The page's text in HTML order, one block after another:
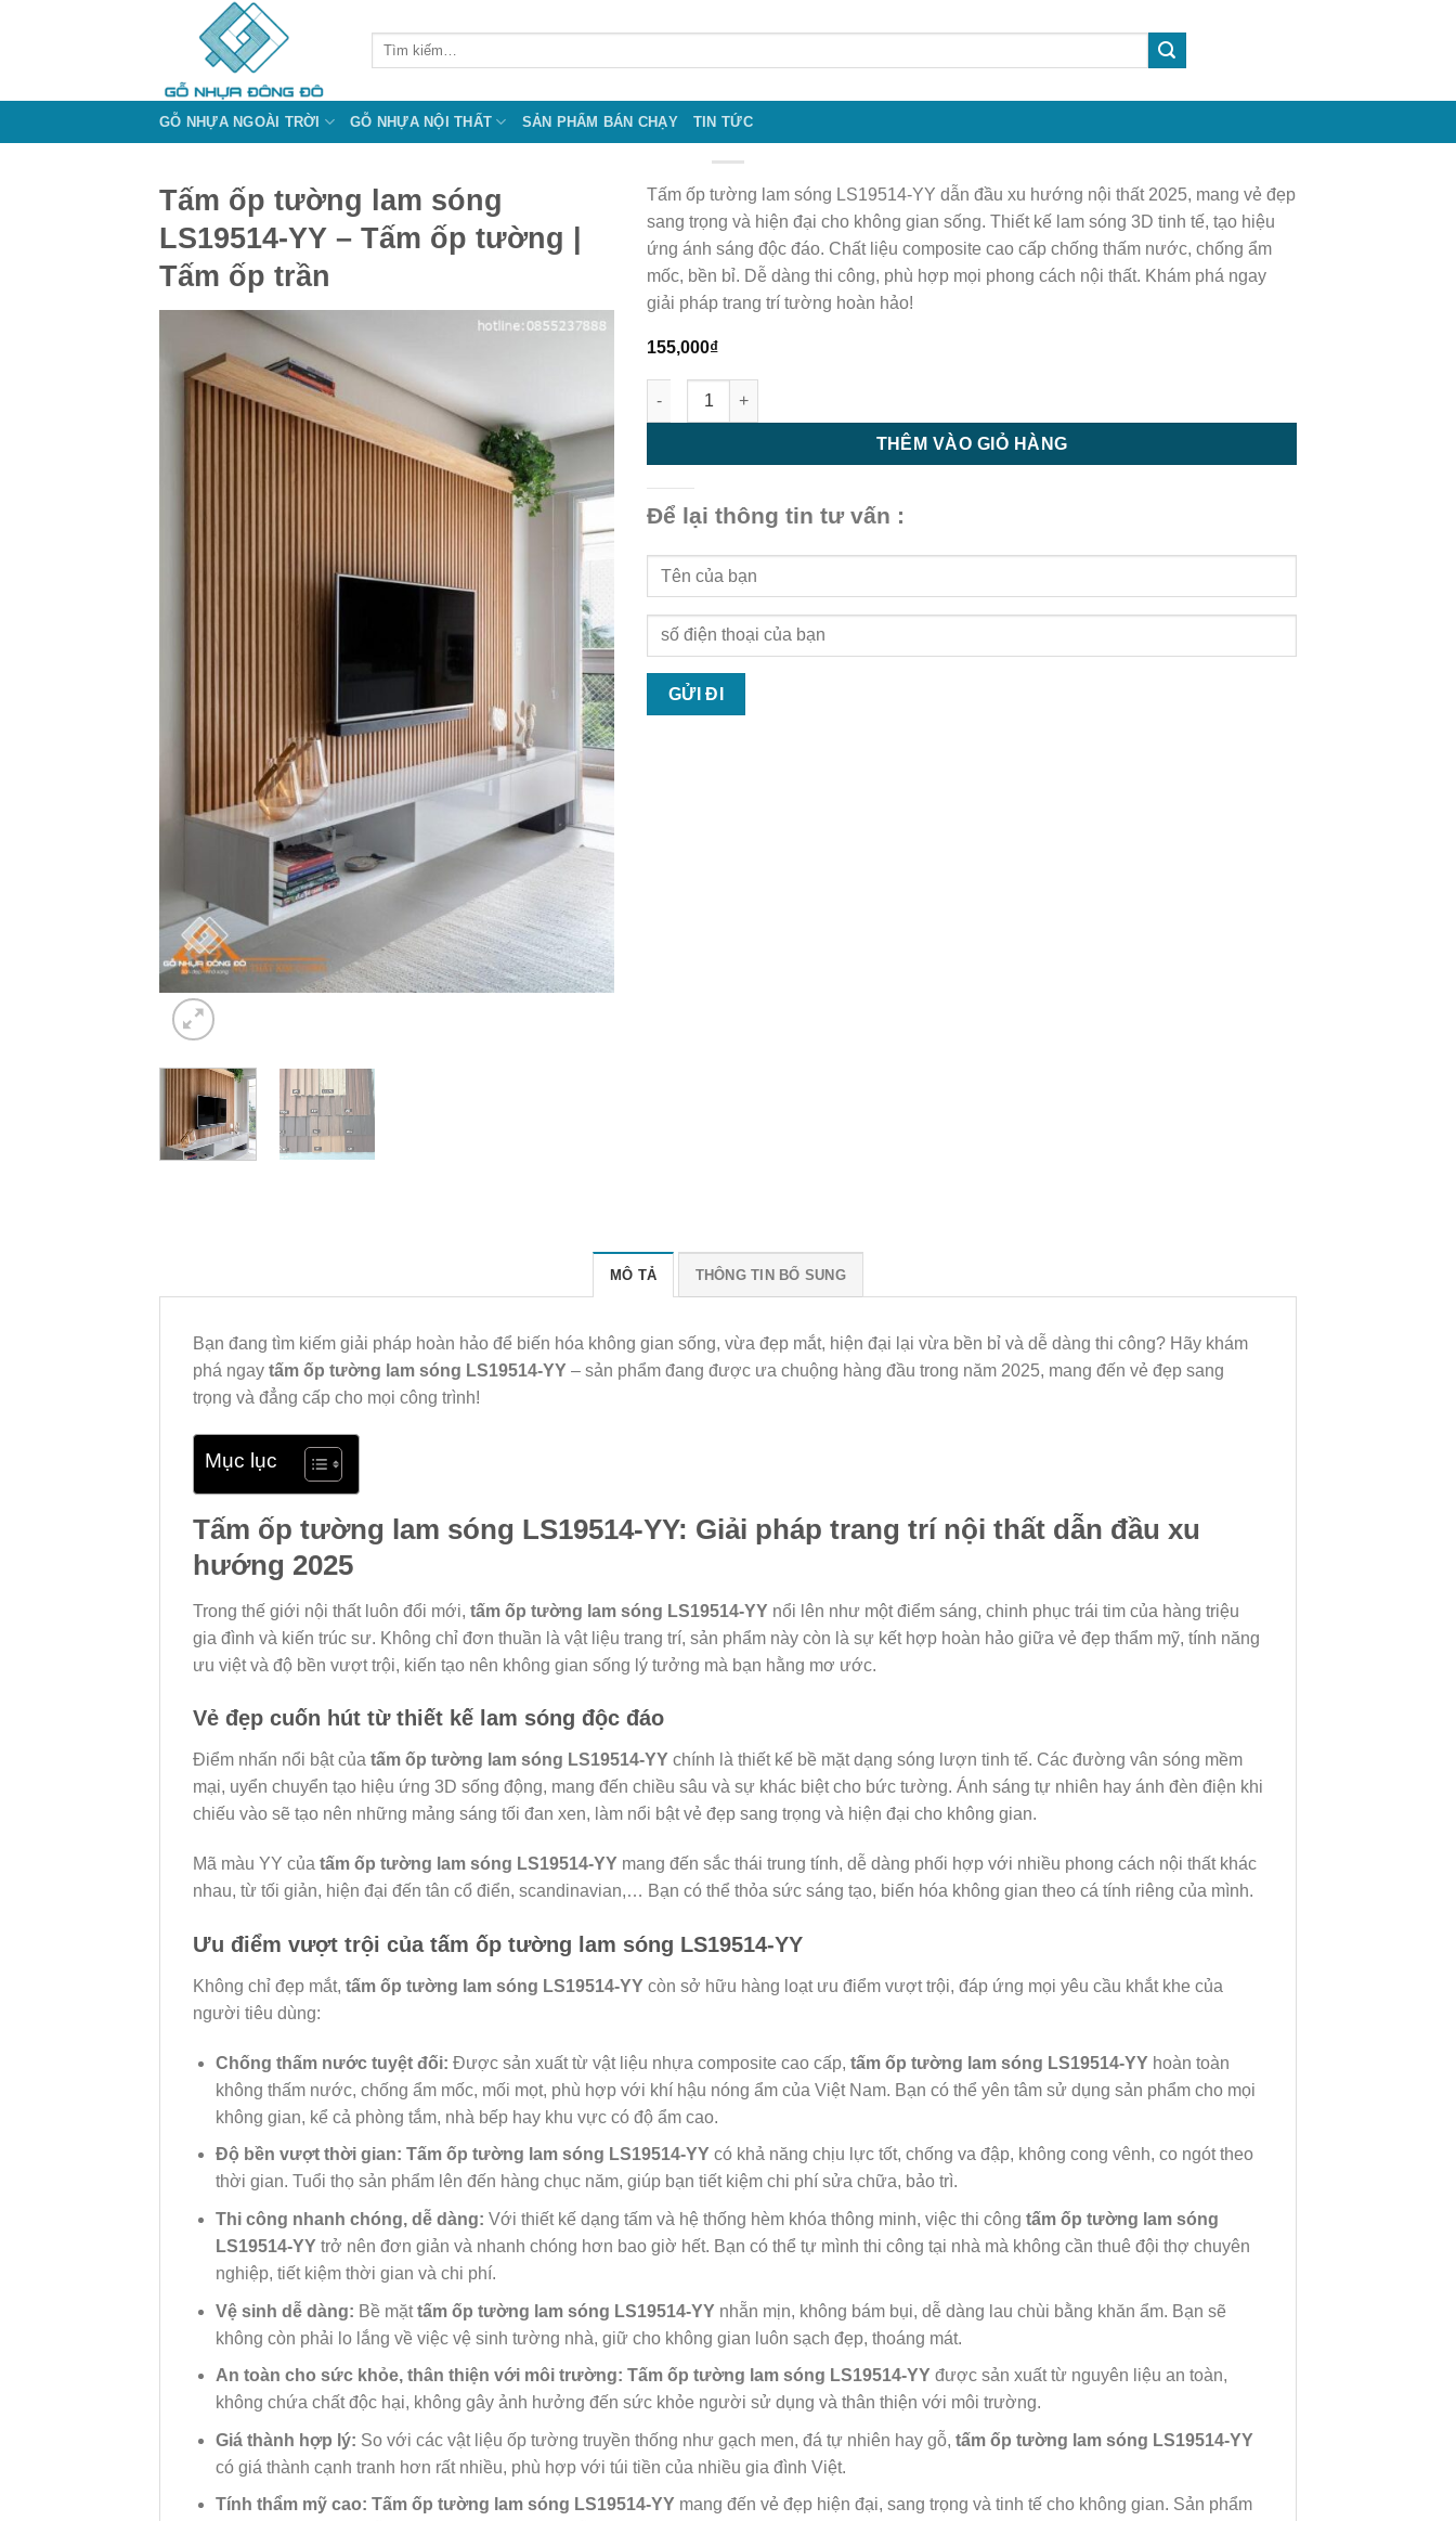
Tìm
GỖ NHỰA NGOÀI TRỜI GỖ NHỰA NỘI THẤT SẢN PHẨM BÁN CHẠY TIN TỨC
Tấm ốp tường lam sóng
LS19514-YY – Tấm ốp tường |
Tấm ốp trần
Tấm ốp tường lam sóng LS19514-YY dẫn đầu xu hướng nội thất 2025, mang vẻ đẹp
sang trọng và hiện đại cho không gian sống. Thiết kế lam sóng 3D tinh tế, tạo hiệu
ứng ánh sáng độc đáo. Chất liệu composite cao cấp chống thấm nước, chống ẩm
mốc, bền bỉ. Dễ dàng thi công, phù hợp mọi phong cách nội thất. Khám phá ngay
giải pháp trang trí tường hoàn hảo!
155,000₫
Tấm ốp tường lam sóng LS19514-YY - Tấm ốp tường | Tấm ốp trần số lượng
THÊM VÀO GIỎ HÀNG
Để lại thông tin tư vấn :
MÔ TẢ THÔNG TIN BỔ SUNG
Bạn đang tìm kiếm giải pháp hoàn hảo để biến hóa không gian sống, vừa đẹp mắt, hiện đại lại vừa bền bỉ và dễ dàng thi công? Hãy khám
phá ngay tấm ốp tường lam sóng LS19514-YY – sản phẩm đang được ưa chuộng hàng đầu trong năm 2025, mang đến vẻ đẹp sang
trọng và đẳng cấp cho mọi công trình!
Mục lục
Tấm ốp tường lam sóng LS19514-YY: Giải pháp trang trí nội thất dẫn đầu xu
hướng 2025
Trong thế giới nội thất luôn đổi mới, tấm ốp tường lam sóng LS19514-YY nổi lên như một điểm sáng, chinh phục trái tim của hàng triệu
gia đình và kiến trúc sư. Không chỉ đơn thuần là vật liệu trang trí, sản phẩm này còn là sự kết hợp hoàn hảo giữa vẻ đẹp thẩm mỹ, tính năng
ưu việt và độ bền vượt trội, kiến tạo nên không gian sống lý tưởng mà bạn hằng mơ ước.
Vẻ đẹp cuốn hút từ thiết kế lam sóng độc đáo
Điểm nhấn nổi bật của tấm ốp tường lam sóng LS19514-YY chính là thiết kế bề mặt dạng sóng lượn tinh tế. Các đường vân sóng mềm
mại, uyển chuyển tạo hiệu ứng 3D sống động, mang đến chiều sâu và sự khác biệt cho bức tường. Ánh sáng tự nhiên hay ánh đèn điện khi
chiếu vào sẽ tạo nên những mảng sáng tối đan xen, làm nổi bật vẻ đẹp sang trọng và hiện đại cho không gian.
Mã màu YY của tấm ốp tường lam sóng LS19514-YY mang đến sắc thái trung tính, dễ dàng phối hợp với nhiều phong cách nội thất khác
nhau, từ tối giản, hiện đại đến tân cổ điển, scandinavian,… Bạn có thể thỏa sức sáng tạo, biến hóa không gian theo cá tính riêng của mình.
Ưu điểm vượt trội của tấm ốp tường lam sóng LS19514-YY
Không chỉ đẹp mắt, tấm ốp tường lam sóng LS19514-YY còn sở hữu hàng loạt ưu điểm vượt trội, đáp ứng mọi yêu cầu khắt khe của
người tiêu dùng:
Chống thấm nước tuyệt đối: Được sản xuất từ vật liệu nhựa composite cao cấp, tấm ốp tường lam sóng LS19514-YY hoàn toàn
không thấm nước, chống ẩm mốc, mối mọt, phù hợp với khí hậu nóng ẩm của Việt Nam. Bạn có thể yên tâm sử dụng sản phẩm cho mọi
không gian, kể cả phòng tắm, nhà bếp hay khu vực có độ ẩm cao.
Độ bền vượt thời gian: Tấm ốp tường lam sóng LS19514-YY có khả năng chịu lực tốt, chống va đập, không cong vênh, co ngót theo
thời gian. Tuổi thọ sản phẩm lên đến hàng chục năm, giúp bạn tiết kiệm chi phí sửa chữa, bảo trì.
Thi công nhanh chóng, dễ dàng: Với thiết kế dạng tấm và hệ thống hèm khóa thông minh, việc thi công tấm ốp tường lam sóng
LS19514-YY trở nên đơn giản và nhanh chóng hơn bao giờ hết. Bạn có thể tự mình thi công tại nhà mà không cần thuê đội thợ chuyên
nghiệp, tiết kiệm thời gian và chi phí.
Vệ sinh dễ dàng: Bề mặttấm ốp tường lam sóng LS19514-YY nhẵn mịn, không bám bụi, dễ dàng lau chùi bằng khăn ẩm. Bạn sẽ
không còn phải lo lắng về việc vệ sinh tường nhà, giữ cho không gian luôn sạch đẹp, thoáng mát.
An toàn cho sức khỏe, thân thiện với môi trường: Tấm ốp tường lam sóng LS19514-YY được sản xuất từ nguyên liệu an toàn,
không chứa chất độc hại, không gây ảnh hưởng đến sức khỏe người sử dụng và thân thiện với môi trường.
Giá thành hợp lý: So với các vật liệu ốp tường truyền thống như gạch men, đá tự nhiên hay gỗ, tấm ốp tường lam sóng LS19514-YY
có giá thành cạnh tranh hơn rất nhiều, phù hợp với túi tiền của nhiều gia đình Việt.
Tính thẩm mỹ cao: Tấm ốp tường lam sóng LS19514-YY mang đến vẻ đẹp hiện đại, sang trọng và tinh tế cho không gian. Sản phẩm